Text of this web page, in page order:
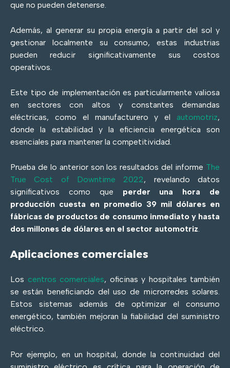
que no pueden detenerse.
Además, al generar su propia energía a partir del sol y
gestionar localmente su consumo, estas industrias
pueden reducir significativamente sus costos
operativos.
Este tipo de implementación es particularmente valiosa
en sectores con altos y constantes demandas
eléctricas, como el manufacturero y el automotriz,
donde la estabilidad y la eficiencia energética son
esenciales para mantener la competitividad.
Prueba de lo anterior son los resultados del informe The
True Cost of Downtime 2022, revelando datos
significativos como que perder una hora de
producción cuesta en promedio 39 mil dólares en
fábricas de productos de consumo inmediato y hasta
dos millones de dólares en el sector automotriz.
Aplicaciones comerciales
Los centros comerciales, oficinas y hospitales también
se están beneficiando del uso de microrredes solares.
Estos sistemas además de optimizar el consumo
energético, también mejoran la fiabilidad del suministro
eléctrico.
Por ejemplo, en un hospital, donde la continuidad del